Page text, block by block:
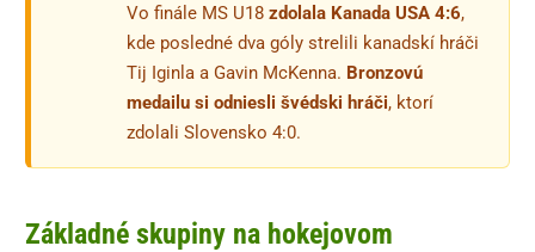
Vo finále MS U18 zdolala Kanada USA 4:6,
kde posledné dva góly strelili kanadskí hráči
Tij Iginla a Gavin McKenna. Bronzovú
medailu si odniesli švédski hráči, ktorí
zdolali Slovensko 4:0.
Základné skupiny na hokejovom